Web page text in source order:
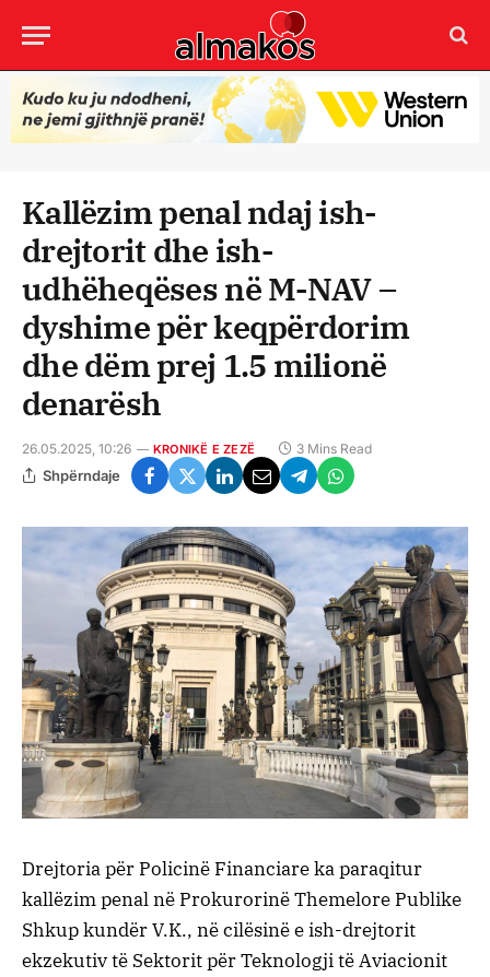
Kallëzim penal ndaj ish-
drejtorit dhe ish-
udhëheqëses në M-NAV –
dyshime për keqpërdorim
dhe dëm prej 1.5 milionë
denarësh
26.05.2025, 10:26 KRONIKË E ZEZË 3 Mins Read
Shpërndaje
Drejtoria për Policinë Financiare ka paraqitur
kallëzim penal në Prokurorinë Themelore Publike
Shkup kundër V.K., në cilësinë e ish-drejtorit
ekzekutiv të Sektorit për Teknologji të Aviacionit